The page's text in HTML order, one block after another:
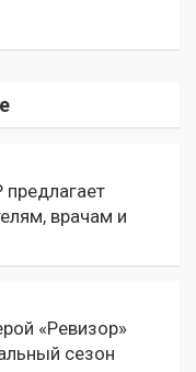
врачам и
«Ревизор»
сезон